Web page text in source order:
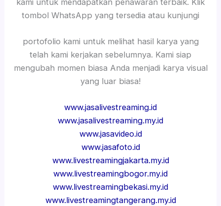
tombol WhatsApp yang tersedia atau kunjungi
portofolio kami untuk melihat hasil karya yang
telah kami kerjakan sebelumnya. Kami siap
mengubah momen biasa Anda menjadi karya visual
yang luar biasa!
www.jasalivestreaming.id
www.jasalivestreaming.my.id
www.jasavideo.id
www.jasafoto.id
www.livestreamingjakarta.my.id
www.livestreamingbogor.my.id
www.livestreamingbekasi.my.id
www.livestreamingtangerang.my.id